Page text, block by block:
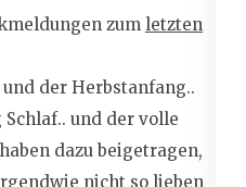
zum letzten
der Herbstanfang..
und der volle
dazu beigetragen,
nicht so lieben